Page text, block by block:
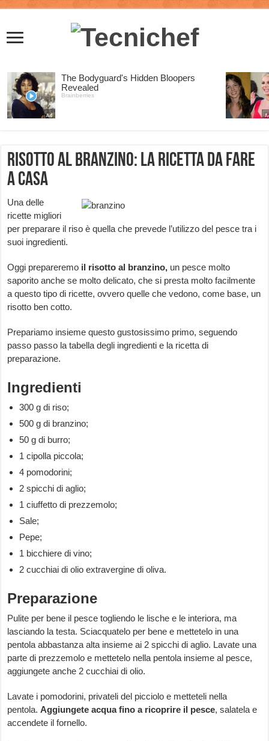
Risotto al branzino: la ricetta da fare
a casa
Una delle
ricette migliori
per preparare il riso è quella che prevede l’utilizzo del pesce tra i
suoi ingredienti.
Oggi prepareremo il risotto al branzino, un pesce molto
saporito anche se molto delicato, che si presta molto facilmente
a questo tipo di ricette, ovvero quelle che vedono, come base, un
risotto ben cotto.
Prepariamo insieme questo gustosissimo primo, seguendo
passo passo la tabella degli ingredienti e la ricetta di
preparazione.
Ingredienti
300 g di riso;
500 g di branzino;
50 g di burro;
1 cipolla piccola;
4 pomodorini;
2 spicchi di aglio;
1 ciuffetto di prezzemolo;
Sale;
Pepe;
1 bicchiere di vino;
2 cucchiai di olio extravergine di oliva.
Preparazione
Pulite per bene il pesce togliendo le lische e le interiora, ma
lasciando la testa. Sciacquatelo per bene e mettetelo in una
pentola abbastanza alta insieme ai 2 spicchi di aglio. Lavate una
parte di prezzemolo e mettetelo nella pentola insieme al pesce,
aggiungete anche 2 cucchiai di olio.
Lavate i pomodorini, privateli del picciolo e metteteli nella
pentola.Aggiungete acqua fino a ricoprire il pesce, salatela e
accendete il fornello.